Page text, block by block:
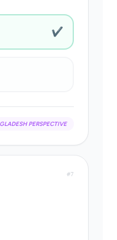
✔
PERSPECTIVE
#7